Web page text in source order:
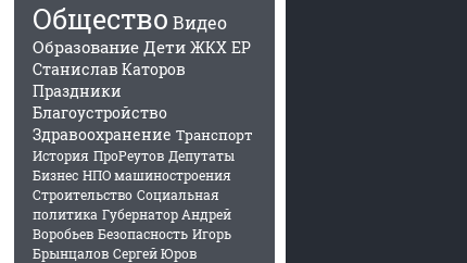
Общество Видео
Образование Дети ЖКХ ЕР
Станислав Каторов
Праздники
Благоустройство
Здравоохранение Транспорт
История ПроРеутов Депутаты
Бизнес НПО машиностроения
Строительство Социальная
политика Губернатор Андрей
Воробьев Безопасность Игорь
Брынцалов Сергей Юров